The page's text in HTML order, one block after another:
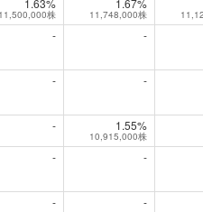
1.63%
11,500,000株
1.67%
11,748,000株
- -
- -
- 1.55%
10,915,000株
- -
- -